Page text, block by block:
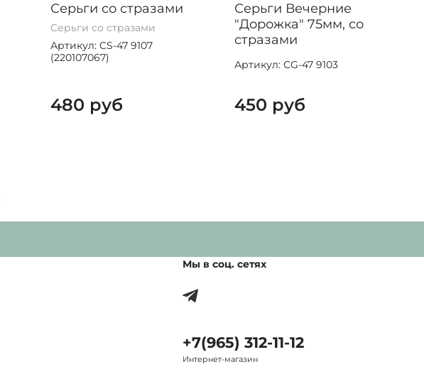
Серьги со стразами
Серьги со стразами
Артикул: CS-47 9107
(220107067)
480 руб
Серьги Вечерние
"Дорожка" 75мм, со
стразами
Артикул: CG-47 9103
450 руб
Мы в соц. сетях
+7(965) 312-11-12
Интернет-магазин